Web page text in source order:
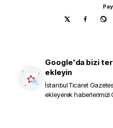
Google'da bizi
ekleyin
İstanbul Ticaret
ekleyerek haberlerimizi